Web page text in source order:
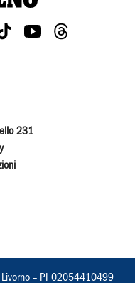
231
Livorno – PI 02054410499